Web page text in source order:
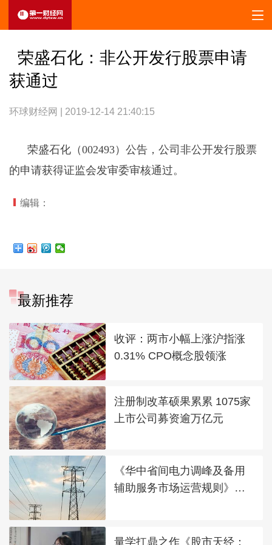
荣盛石化：非公开发行股票申请
获通过
环球财经网 | 2019-12-14 21:40:15
荣盛石化（002493）公告，公司非公开发行股票
的申请获得证监会发审委审核通过。
编辑：
最新推荐
收评：两市小幅上涨沪指涨
0.31% CPO概念股领涨
注册制改革硕果累累 1075家
上市公司募资逾万亿元
《华中省间电力调峰及备用
辅助服务市场运营规则》发
量学扛鼎之作《股市天经：